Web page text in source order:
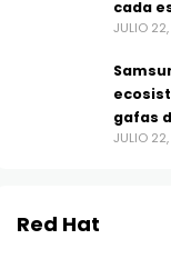
cada
JULIO
gafas
JULIO
Red Hat